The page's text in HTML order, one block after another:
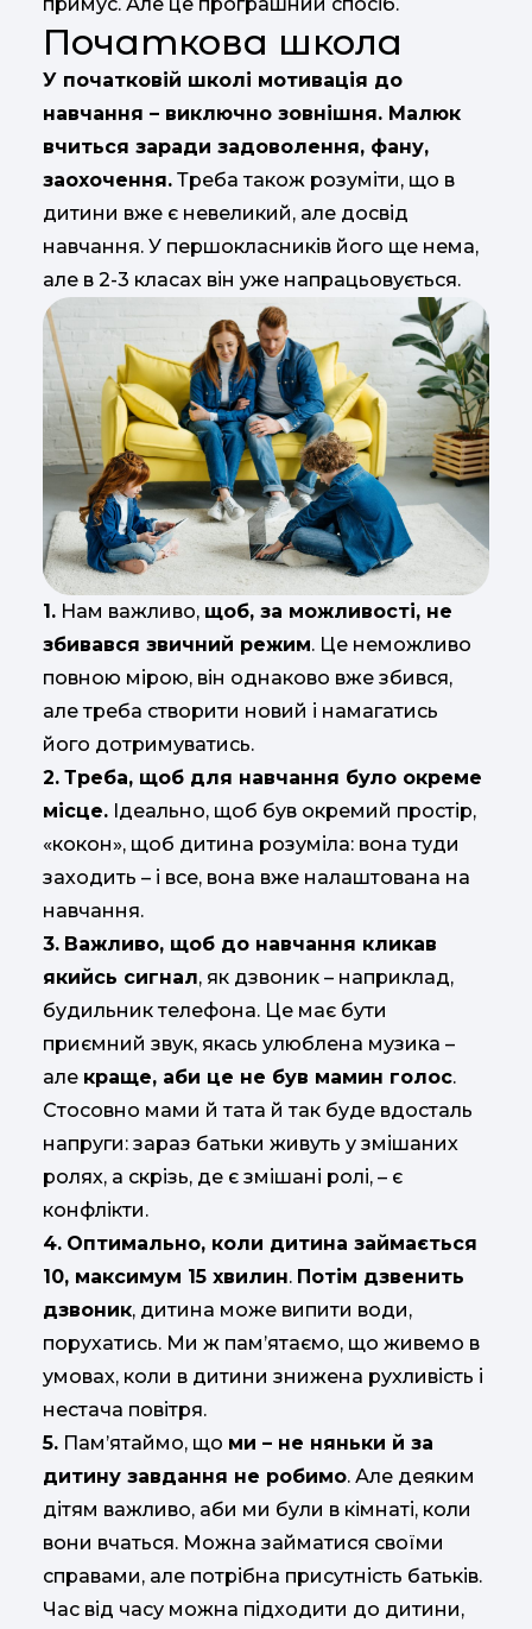
Початкова школа
У початковій школі мотивація до
навчання – виключно зовнішня. Малюк
вчиться заради задоволення, фану,
заохочення. Треба також розуміти, що в
дитини вже є невеликий, але досвід
навчання. У першокласників його ще нема,
але в 2-3 класах він уже напрацьовується.
1. Нам важливо, щоб, за можливості, не
збивався звичний режим. Це неможливо
повною мірою, він однаково вже збився,
але треба створити новий і намагатись
його дотримуватись.
2. Треба, щоб для навчання було окреме
місце. Ідеально, щоб був окремий простір,
«кокон», щоб дитина розуміла: вона туди
заходить – і все, вона вже налаштована на
навчання.
3. Важливо, щоб до навчання кликав
якийсь сигнал, як дзвоник – наприклад,
будильник телефона. Це має бути
приємний звук, якась улюблена музика –
але краще, аби це не був мамин голос.
Стосовно мами й тата й так буде вдосталь
напруги: зараз батьки живуть у змішаних
ролях, а скрізь, де є змішані ролі, – є
конфлікти.
4. Оптимально, коли дитина займається
10, максимум 15 хвилин. Потім дзвенить
дзвоник, дитина може випити води,
порухатись. Ми ж пам’ятаємо, що живемо в
умовах, коли в дитини знижена рухливість і
нестача повітря.
5. Пам’ятаймо, що ми – не няньки й за
дитину завдання не робимо. Але деяким
дітям важливо, аби ми були в кімнаті, коли
вони вчаться. Можна займатися своїми
справами, але потрібна присутність батьків.
Час від часу можна підходити до дитини,